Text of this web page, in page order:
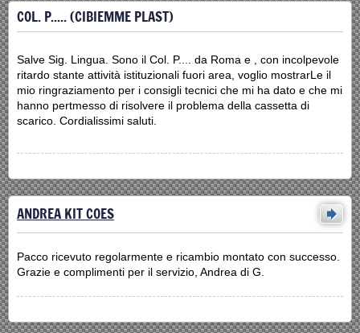
COL. P..... (CIBIEMME PLAST)
Salve Sig. Lingua. Sono il Col. P.... da Roma e , con incolpevole
ritardo stante attività istituzionali fuori area, voglio mostrarLe il
mio ringraziamento per i consigli tecnici che mi ha dato e che mi
hanno pertmesso di risolvere il problema della cassetta di
scarico. Cordialissimi saluti.
ANDREA KIT COES
Pacco ricevuto regolarmente e ricambio montato con successo.
Grazie e complimenti per il servizio, Andrea di G.